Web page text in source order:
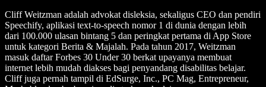
Cliff Weitzman adalah advokat disleksia, sekaligus CEO dan pendiri
Speechify, aplikasi text-to-speech nomor 1 di dunia dengan lebih
dari 100.000 ulasan bintang 5 dan peringkat pertama di App Store
untuk kategori Berita & Majalah. Pada tahun 2017, Weitzman
masuk daftar Forbes 30 Under 30 berkat upayanya membuat
internet lebih mudah diakses bagi penyandang disabilitas belajar.
Cliff juga pernah tampil di EdSurge, Inc., PC Mag, Entrepreneur,